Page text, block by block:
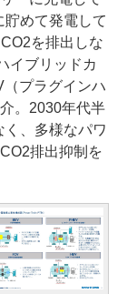
めて発電して
を排出しな
イブリッドカ
プラグインハ
。2030年代半
、多様なパワ
排出抑制を